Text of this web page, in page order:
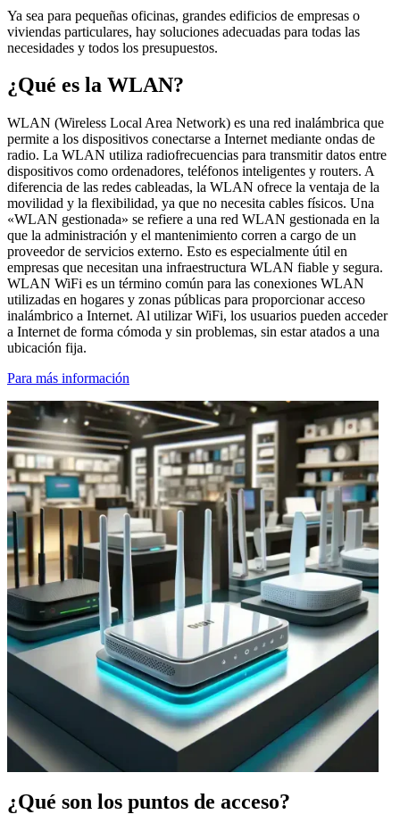
Ya sea para pequeñas oficinas, grandes edificios de empresas o
viviendas particulares, hay soluciones adecuadas para todas las
necesidades y todos los presupuestos.
¿Qué es la WLAN?
WLAN (Wireless Local Area Network) es una red inalámbrica que
permite a los dispositivos conectarse a Internet mediante ondas de
radio. La WLAN utiliza radiofrecuencias para transmitir datos entre
dispositivos como ordenadores, teléfonos inteligentes y routers. A
diferencia de las redes cableadas, la WLAN ofrece la ventaja de la
movilidad y la flexibilidad, ya que no necesita cables físicos. Una
«WLAN gestionada» se refiere a una red WLAN gestionada en la
que la administración y el mantenimiento corren a cargo de un
proveedor de servicios externo. Esto es especialmente útil en
empresas que necesitan una infraestructura WLAN fiable y segura.
WLAN WiFi es un término común para las conexiones WLAN
utilizadas en hogares y zonas públicas para proporcionar acceso
inalámbrico a Internet. Al utilizar WiFi, los usuarios pueden acceder
a Internet de forma cómoda y sin problemas, sin estar atados a una
ubicación fija.
Para más información
¿Qué son los puntos de acceso?